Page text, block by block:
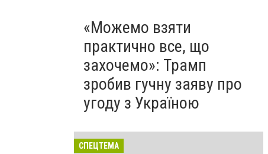
«Можемо взяти
практично все, що
захочемо»: Трамп
зробив гучну заяву про
угоду з Україною
СПЕЦТЕМА